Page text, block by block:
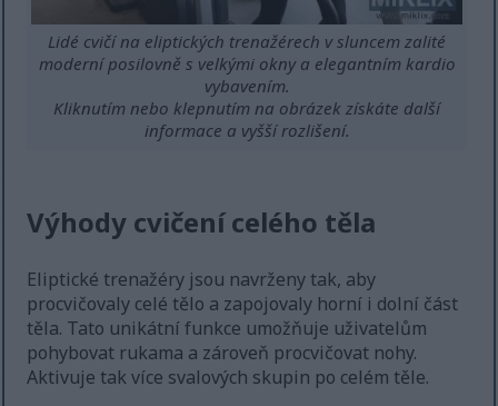
Lidé cvičí na eliptických trenažérech v sluncem zalité
moderní posilovně s velkými okny a elegantním kardio
vybavením.
Kliknutím nebo klepnutím na obrázek získáte další
informace a vyšší rozlišení.
Výhody cvičení celého těla
Eliptické trenažéry jsou navrženy tak, aby
procvičovaly celé tělo a zapojovaly horní i dolní část
těla. Tato unikátní funkce umožňuje uživatelům
pohybovat rukama a zároveň procvičovat nohy.
Aktivuje tak více svalových skupin po celém těle.